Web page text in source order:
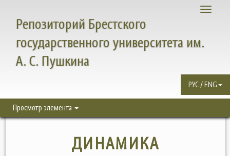
Toggle
Репозиторий Брестского
государственного университета им.
А. С. Пушкина
РУС / ENG
Просмотр элемента
ДИНАМИКА